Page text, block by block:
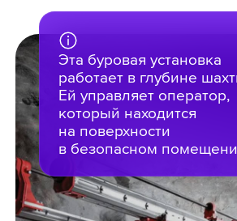
Эта буровая установка
работает в глубине
Ей управляет оператор,
который находится
на поверхности
в безопасном